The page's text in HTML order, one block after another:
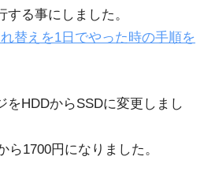
る事にしました。
替えを1日でやった時の手順を
をHDDからSSDに変更しまし
ら1700円になりました。